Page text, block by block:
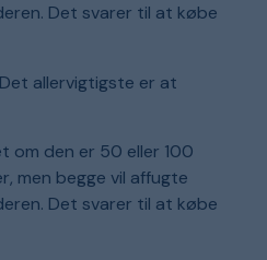
Det svarer til at købe
allervigtigste er at
om den er 50 eller 100
men begge vil affugte
Det svarer til at købe